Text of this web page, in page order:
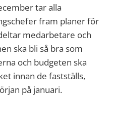
tar alla
fram planer för
medarbetare och
ska bli så bra som
och budgeten ska
innan de fastställs,
på januari.